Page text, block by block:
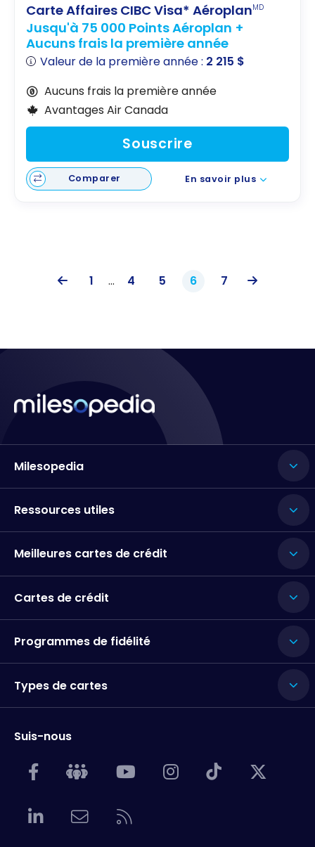
Carte Affaires CIBC Visa* AéroplanMD
Jusqu'à 75 000 Points Aéroplan +
Aucuns frais la première année
Valeur de la première année : 2 215 $
Aucuns frais la première année
Avantages Air Canada
Souscrire
Comparer En savoir plus
1 ... 4 5 6 7
Milesopedia
Ressources utiles
Meilleures cartes de crédit
Cartes de crédit
Programmes de fidélité
Types de cartes
Suis-nous